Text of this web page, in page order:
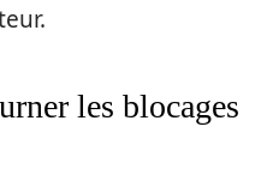
les blocages